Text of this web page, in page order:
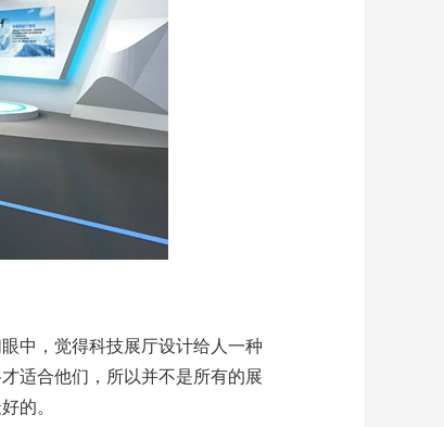
中，觉得科技展厅设计给人一种
适合他们，所以并不是所有的展
的。